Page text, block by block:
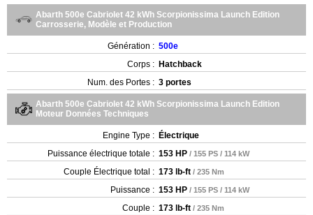
Abarth 500e Cabriolet 42 kWh Scorpionissima Launch Edition
Carrosserie, Modèle et Production
Génération : 500e
Corps : Hatchback
Num. des Portes : 3 portes
Abarth 500e Cabriolet 42 kWh Scorpionissima Launch Edition
Moteur Données Techniques
Engine Type : Électrique
Puissance électrique totale : 153 HP / 155 PS / 114 kW
Couple Électrique total : 173 lb-ft / 235 Nm
Puissance : 153 HP / 155 PS / 114 kW
Couple : 173 lb-ft / 235 Nm